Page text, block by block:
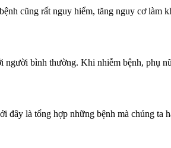
cũng rất nguy hiểm, tăng nguy cơ làm
bình thường. Khi nhiễm bệnh, phụ
đây là tổng hợp những bệnh mà chúng ta